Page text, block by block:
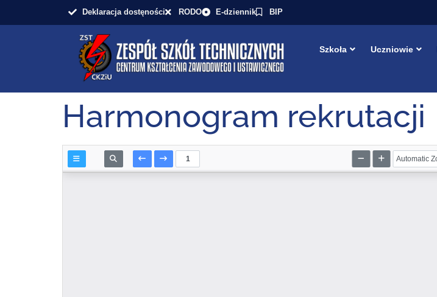
Deklaracja dostęności RODO E-dziennik BIP
Szkoła Uczniowie
Harmonogram rekrutacji